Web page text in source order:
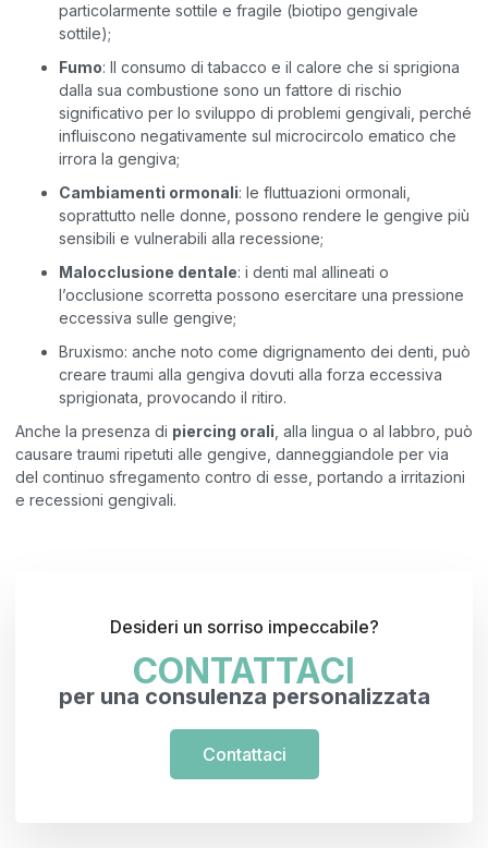
particolarmente sottile e fragile (biotipo gengivale
sottile);
Fumo: Il consumo di tabacco e il calore che si sprigiona
dalla sua combustione sono un fattore di rischio
significativo per lo sviluppo di problemi gengivali, perché
influiscono negativamente sul microcircolo ematico che
irrora la gengiva;
Cambiamenti ormonali: le fluttuazioni ormonali,
soprattutto nelle donne, possono rendere le gengive più
sensibili e vulnerabili alla recessione;
Malocclusione dentale: i denti mal allineati o
l’occlusione scorretta possono esercitare una pressione
eccessiva sulle gengive;
Bruxismo: anche noto come digrignamento dei denti, può
creare traumi alla gengiva dovuti alla forza eccessiva
sprigionata, provocando il ritiro.
Anche la presenza di piercing orali , alla lingua o al labbro, può
causare traumi ripetuti alle gengive, danneggiandole per via
del continuo sfregamento contro di esse, portando a irritazioni
e recessioni gengivali.
Desideri un sorriso impeccabile?
CONTATTACI
per una consulenza personalizzata
Contattaci